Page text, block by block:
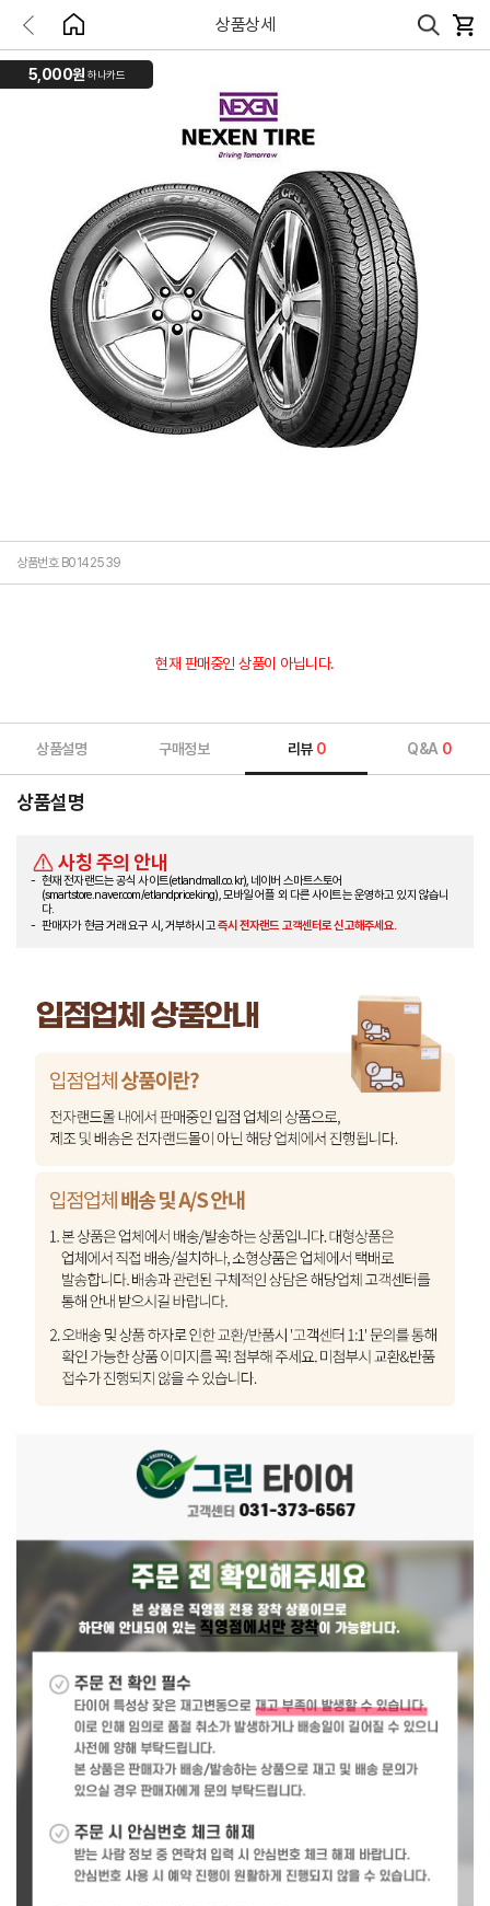
상품상세
5,000원 하나카드
상품번호 B0142539
현재 판매중인 상품이 아닙니다.
상품설명 구매정보 리뷰 0 Q&A 0
상품설명
사칭 주의 안내
현재 전자랜드는 공식 사이트(etlandmall.co.kr), 네이버 스마트스토어
(smartstore.naver.com/etlandpriceking), 모바일 어플 외 다른 사이트는 운영하고 있지 않습니
다.
판매자가 현금 거래 요구 시, 거부하시고즉시 전자랜드 고객센터로 신고해주세요.